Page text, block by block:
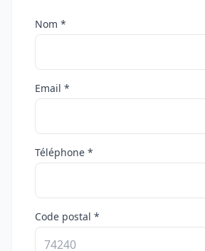
Nom *
Email *
Téléphone *
Code postal *